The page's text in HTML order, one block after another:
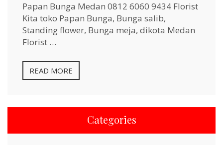
Papan Bunga Medan 0812 6060 9434 Florist
Kita toko Papan Bunga, Bunga salib,
Standing flower, Bunga meja, dikota Medan
Florist …
READ MORE
Categories